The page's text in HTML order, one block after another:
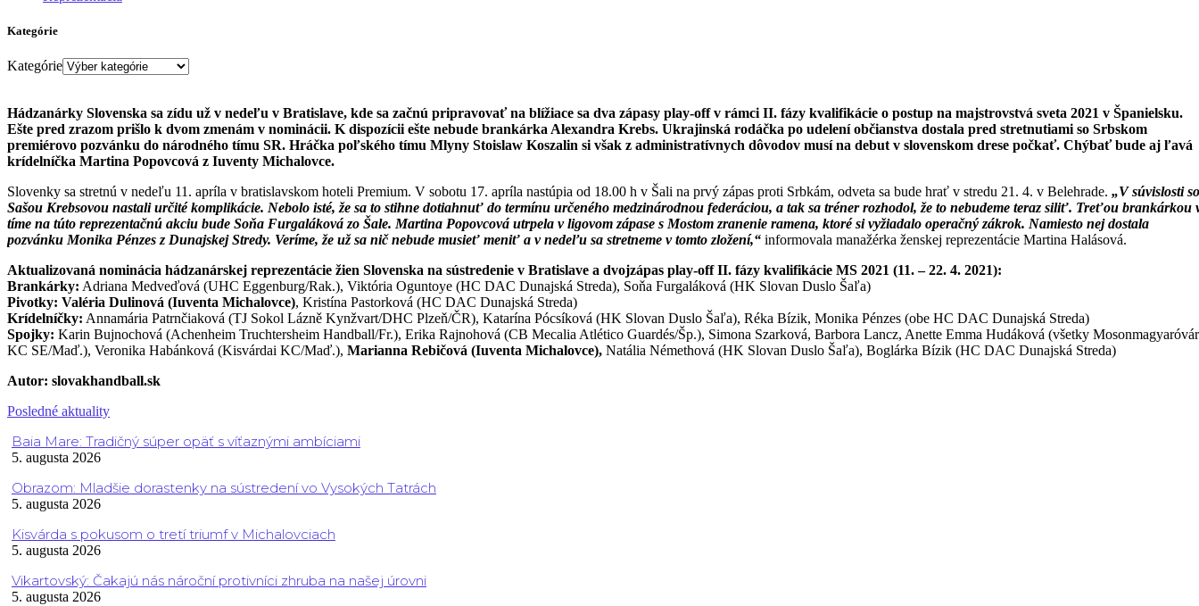
Kategórie
Kategórie
Hádzanárky Slovenska sa zídu už v nedeľu v Bratislave, kde sa začnú pripravovať na blížiace sa dva zápasy play-off v rámci II. fázy kvalifikácie o postup na majstrovstvá sveta 2021 v Španielsku.
Ešte pred zrazom prišlo k dvom zmenám v nominácii. K dispozícii ešte nebude brankárka Alexandra Krebs. Ukrajinská rodáčka po udelení občianstva dostala pred stretnutiami so Srbskom
premiérovo pozvánku do národného tímu SR. Hráčka poľského tímu Mlyny Stoislaw Koszalin si však z administratívnych dôvodov musí na debut v slovenskom drese počkať. Chýbať bude aj ľavá
krídelníčka Martina Popovcová z Iuventy Michalovce.
Slovenky sa stretnú v nedeľu 11. apríla v bratislavskom hoteli Premium. V sobotu 17. apríla nastúpia od 18.00 h v Šali na prvý zápas proti Srbkám, odveta sa bude hrať v stredu 21. 4. v Belehrade. „V súvislosti so
Sašou Krebsovou nastali určité komplikácie. Nebolo isté, že sa to stihne dotiahnuť do termínu určeného medzinárodnou federáciou, a tak sa tréner rozhodol, že to nebudeme teraz siliť. Treťou brankárkou
tíme na túto reprezentačnú akciu bude Soňa Furgaláková zo Šale. Martina Popovcová utrpela v ligovom zápase s Mostom zranenie ramena, ktoré si vyžiadalo operačný zákrok. Namiesto nej dostala
pozvánku Monika Pénzes z Dunajskej Stredy. Veríme, že už sa nič nebude musieť meniť a v nedeľu sa stretneme v tomto zložení,“ informovala manažérka ženskej reprezentácie Martina Halásová.
Aktualizovaná nominácia hádzanárskej reprezentácie žien Slovenska na sústredenie v Bratislave a dvojzápas play-off II. fázy kvalifikácie MS 2021 (11. – 22. 4. 2021):
Brankárky: Adriana Medveďová (UHC Eggenburg/Rak.), Viktória Oguntoye (HC DAC Dunajská Streda), Soňa Furgaláková (HK Slovan Duslo Šaľa)
Pivotky: Valéria Dulinová (Iuventa Michalovce), Kristína Pastorková (HC DAC Dunajská Streda)
Krídelníčky: Annamária Patrnčiaková (TJ Sokol Lázně Kynžvart/DHC Plzeň/ČR), Katarína Pócsíková (HK Slovan Duslo Šaľa), Réka Bízik, Monika Pénzes (obe HC DAC Dunajská Streda)
Spojky: Karin Bujnochová (Achenheim Truchtersheim Handball/Fr.), Erika Rajnohová (CB Mecalia Atlético Guardés/Šp.), Simona Szarková, Barbora Lancz, Anette Emma Hudáková (všetky
KC SE/Maď.), Veronika Habánková (Kisvárdai KC/Maď.), Marianna Rebičová (Iuventa Michalovce), Natália Némethová (HK Slovan Duslo Šaľa), Boglárka Bízik (HC DAC Dunajská Streda)
Autor: slovakhandball.sk
Posledné aktuality
Baia Mare: Tradičný súper opäť s víťaznými ambíciami
5. augusta 2026
Obrazom: Mladšie dorastenky na sústredení vo Vysokých Tatrách
5. augusta 2026
Kisvárda s pokusom o tretí triumf v Michalovciach
5. augusta 2026
Vikartovský: Čakajú nás nároční protivníci zhruba na našej úrovni
5. augusta 2026